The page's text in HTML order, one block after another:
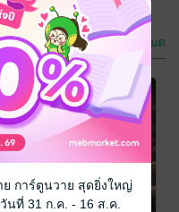
ดูทั้งหมด
-34%
ย การ์ตูนวาย สุดยิ่งใหญ่
ที่ 31 ก.ค. - 16 ส.ค.